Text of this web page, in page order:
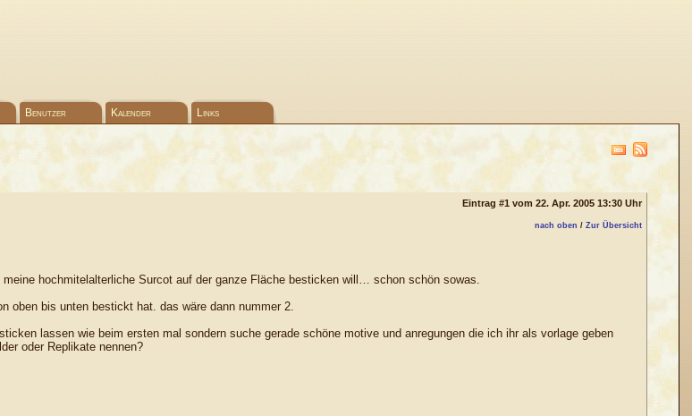
Benutzer Kalender Links
Eintrag #1 vom 22. Apr. 2005 13:30 Uhr
nach oben / Zur Übersicht
hochmitelalterliche Surcot auf der ganze Fläche besticken will… schon schön sowas.
oben bis unten bestickt hat. das wäre dann nummer 2.
lassen wie beim ersten mal sondern suche gerade schöne motive und anregungen die ich ihr als vorlage geben
oder Replikate nennen?